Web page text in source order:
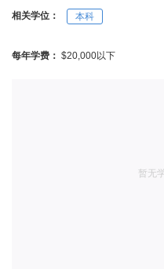
相关学位： 本科
每年学费： $20,000以下
暂无